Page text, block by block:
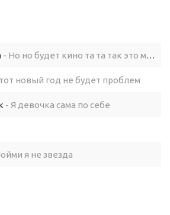
этот посыл
посыл
посыл
- Но но будет кино та та так это мечта слушай
новый год не будет проблем
- Я девочка сама по себе
я не звезда